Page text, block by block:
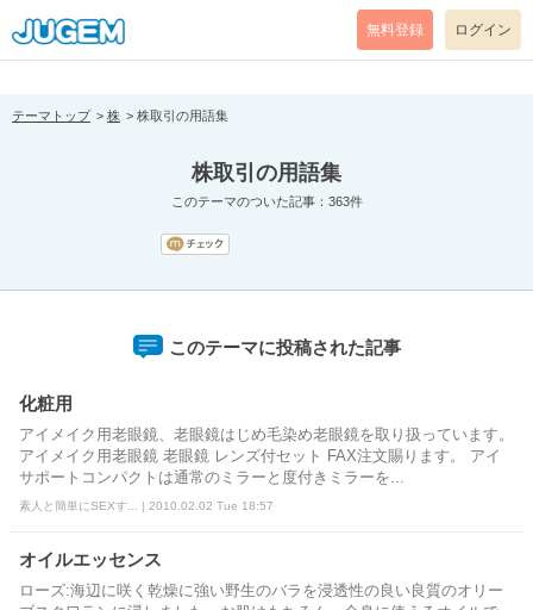
[pear_error: message="Success" code=0 mode=return level=notice
prefix="" info=""]
無料登録 ログイン
テーマトップ 株 株取引の用語集
株取引の用語集
このテーマのついた記事：363件
このテーマに投稿された記事
化粧用
アイメイク用老眼鏡、老眼鏡はじめ毛染め老眼鏡を取り扱っています。
アイメイク用老眼鏡 老眼鏡 レンズ付セット FAX注文賜ります。 アイ
サポートコンパクトは通常のミラーと度付きミラーを...
素人と簡単にSEXす... | 2010.02.02 Tue 18:57
オイルエッセンス
ローズ:海辺に咲く乾燥に強い野生のバラを浸透性の良い良質のオリー